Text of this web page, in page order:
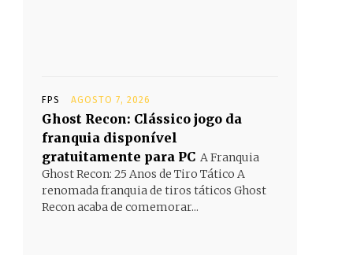
FPS AGOSTO 7, 2026
Ghost Recon: Clássico jogo da
franquia disponível
gratuitamente para PC A Franquia
Ghost Recon: 25 Anos de Tiro Tático A
renomada franquia de tiros táticos Ghost
Recon acaba de comemorar...